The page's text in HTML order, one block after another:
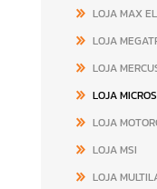
LOJA MAX
LOJA
LOJA
LOJA
LOJA
LOJA MSI
LOJA